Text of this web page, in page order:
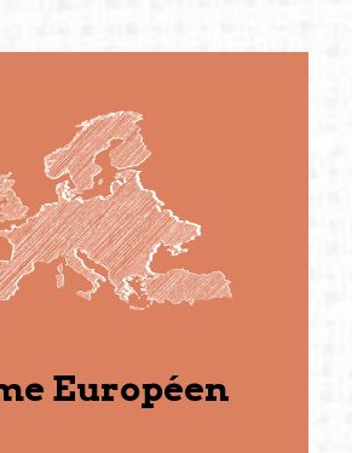
Européen